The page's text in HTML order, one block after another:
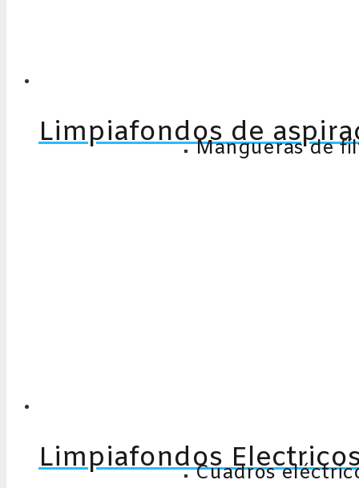
Mangueras de
Cuadros
Limpiafondos de
Limpiafondos